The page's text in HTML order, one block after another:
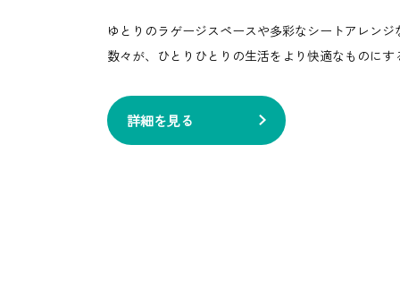
ゆとりのラゲージスペースや多彩なシートアレン
数々が、ひとりひとりの生活をより快適なものにす
詳細を見る